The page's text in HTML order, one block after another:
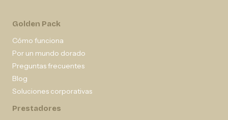
Golden Pack
Cómo funciona
Por un mundo dorado
Preguntas frecuentes
Blog
Soluciones corporativas
Prestadores